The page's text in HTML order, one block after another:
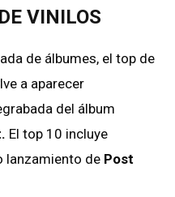
VINILOS
de álbumes, el top de
a aparecer
del álbum
El top 10 incluye
lanzamiento de Post